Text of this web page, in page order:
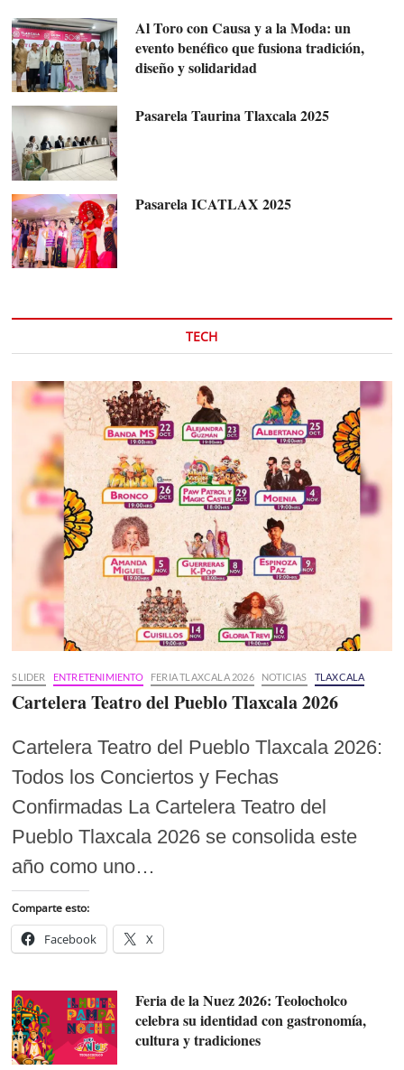
Al Toro con Causa y a la Moda: un
evento benéfico que fusiona tradición,
diseño y solidaridad
Pasarela Taurina Tlaxcala 2025
Pasarela ICATLAX 2025
TECH
SLIDER ENTRETENIMIENTO FERIA TLAXCALA 2026 NOTICIAS TLAXCALA
Cartelera Teatro del Pueblo Tlaxcala 2026
Cartelera Teatro del Pueblo Tlaxcala 2026:
Todos los Conciertos y Fechas
Confirmadas La Cartelera Teatro del
Pueblo Tlaxcala 2026 se consolida este
año como uno…
Comparte esto:
Facebook X
Feria de la Nuez 2026: Teolocholco
celebra su identidad con gastronomía,
cultura y tradiciones